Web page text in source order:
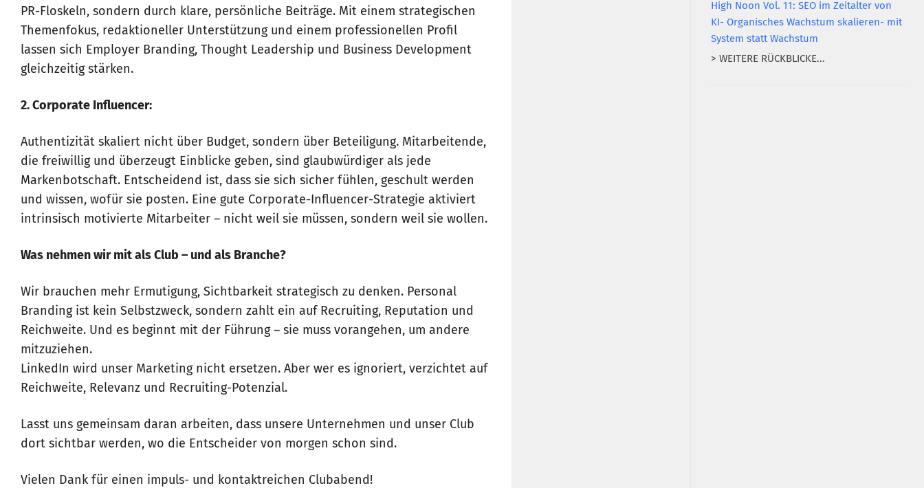
PR-Floskeln, sondern durch klare, persönliche Beiträge. Mit einem strategischen
Themenfokus, redaktioneller Unterstützung und einem professionellen Profil
lassen sich Employer Branding, Thought Leadership und Business Development
gleichzeitig stärken.
2. Corporate Influencer:
Authentizität skaliert nicht über Budget, sondern über Beteiligung. Mitarbeitende,
die freiwillig und überzeugt Einblicke geben, sind glaubwürdiger als jede
Markenbotschaft. Entscheidend ist, dass sie sich sicher fühlen, geschult werden
und wissen, wofür sie posten. Eine gute Corporate-Influencer-Strategie aktiviert
intrinsisch motivierte Mitarbeiter – nicht weil sie müssen, sondern weil sie wollen.
Was nehmen wir mit als Club – und als Branche?
Wir brauchen mehr Ermutigung, Sichtbarkeit strategisch zu denken. Personal
Branding ist kein Selbstzweck, sondern zahlt ein auf Recruiting, Reputation und
Reichweite. Und es beginnt mit der Führung – sie muss vorangehen, um andere
mitzuziehen.
LinkedIn wird unser Marketing nicht ersetzen. Aber wer es ignoriert, verzichtet auf
Reichweite, Relevanz und Recruiting-Potenzial.
Lasst uns gemeinsam daran arbeiten, dass unsere Unternehmen und unser Club
dort sichtbar werden, wo die Entscheider von morgen schon sind.
Vielen Dank für einen impuls- und kontaktreichen Clubabend!
High Noon Vol. 11: SEO im Zeitalter von
KI- Organisches Wachstum skalieren- mit
System statt Wachstum
> WEITERE RÜCKBLICKE...